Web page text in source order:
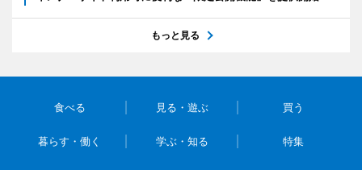
もっと見る
食べる 見る・遊ぶ 買う
暮らす・働く 学ぶ・知る 特集